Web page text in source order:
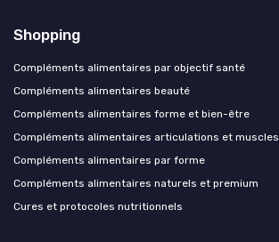
Shopping
Compléments alimentaires par objectif santé
Compléments alimentaires beauté
Compléments alimentaires forme et bien-être
Compléments alimentaires articulations et muscles
Compléments alimentaires par forme
Compléments alimentaires naturels et premium
Cures et protocoles nutritionnels